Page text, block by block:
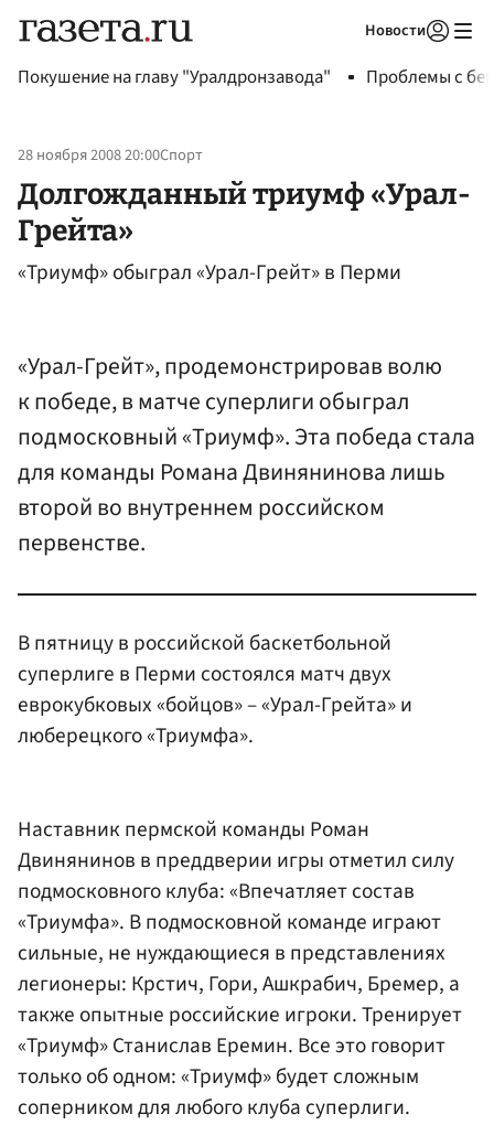
Новости
Покушение на главу "Уралдронзавода" Проблемы с
28 ноября 2008 20:00Спорт
Долгожданный триумф «Урал-
Грейта»
«Триумф» обыграл «Урал-Грейт» в Перми
«Урал-Грейт», продемонстрировав волю
к победе, в матче суперлиги обыграл
подмосковный «Триумф». Эта победа стала
для команды Романа Двинянинова лишь
второй во внутреннем российском
первенстве.
В пятницу в российской баскетбольной
суперлиге в Перми состоялся матч двух
еврокубковых «бойцов» – «Урал-Грейта» и
люберецкого «Триумфа».
Наставник пермской команды Роман
Двинянинов в преддверии игры отметил силу
подмосковного клуба: «Впечатляет состав
«Триумфа». В подмосковной команде играют
сильные, не нуждающиеся в представлениях
легионеры: Крстич, Гори, Ашкрабич, Бремер, а
также опытные российские игроки. Тренирует
«Триумф» Станислав Еремин. Все это говорит
только об одном: «Триумф» будет сложным
соперником для любого клуба суперлиги.